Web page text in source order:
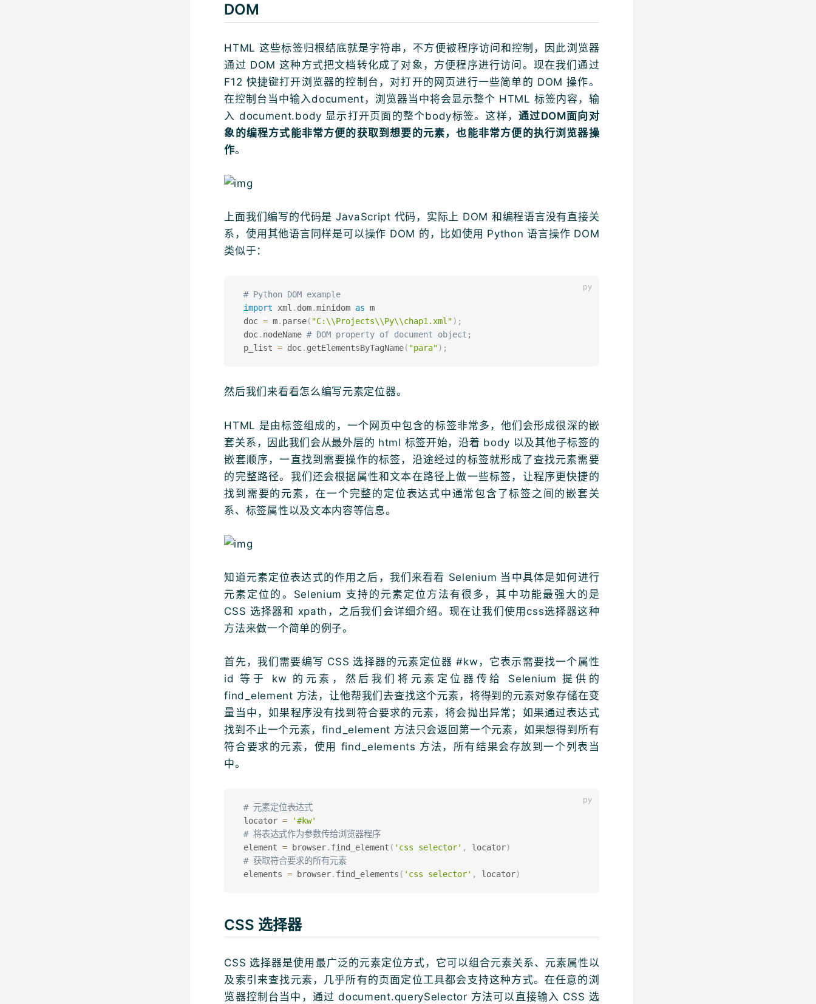
DOM
HTML 这些标签归根结底就是字符串，不方便被程序访问和控制，因此浏览器
通过 DOM 这种方式把文档转化成了对象，方便程序进行访问。现在我们通过
F12 快捷键打开浏览器的控制台，对打开的网页进行一些简单的 DOM 操作。
在控制台当中输入document，浏览器当中将会显示整个 HTML 标签内容，输
入 document.body 显示打开页面的整个body标签。这样，通过DOM面向对
象的编程方式能非常方便的获取到想要的元素，也能非常方便的执行浏览器操
作。
上面我们编写的代码是 JavaScript 代码，实际上 DOM 和编程语言没有直接关
系，使用其他语言同样是可以操作 DOM 的，比如使用 Python 语言操作 DOM
类似于：
# Python DOM example
import xml . dom.minidom as m
doc = m. parse( "C:\\Projects\\Py\\chap1.xml") ;
doc. nodeName # DOM property of document object;
p_list = doc. getElementsByTagName( "para") ;
然后我们来看看怎么编写元素定位器。
HTML 是由标签组成的，一个网页中包含的标签非常多，他们会形成很深的嵌
套关系，因此我们会从最外层的 html 标签开始，沿着 body 以及其他子标签的
嵌套顺序，一直找到需要操作的标签，沿途经过的标签就形成了查找元素需要
的完整路径。我们还会根据属性和文本在路径上做一些标签，让程序更快捷的
找到需要的元素，在一个完整的定位表达式中通常包含了标签之间的嵌套关
系、标签属性以及文本内容等信息。
知道元素定位表达式的作用之后，我们来看看 Selenium 当中具体是如何进行
元素定位的。Selenium 支持的元素定位方法有很多，其中功能最强大的是
CSS 选择器和 xpath，之后我们会详细介绍。现在让我们使用css选择器这种
方法来做一个简单的例子。
首先，我们需要编写 CSS 选择器的元素定位器 #kw，它表示需要找一个属性
id 等于 kw 的元素，然后我们将元素定位器传给 Selenium 提供的
find_element 方法，让他帮我们去查找这个元素，将得到的元素对象存储在变
量当中，如果程序没有找到符合要求的元素，将会抛出异常；如果通过表达式
找到不止一个元素，find_element 方法只会返回第一个元素，如果想得到所有
符合要求的元素，使用 find_elements 方法，所有结果会存放到一个列表当
中。
# 元素定位表达式
locator =
'#kw'
# 将表达式作为参数传给浏览器程序
element = browser. find_element ( 'css selector' , locator)
# 获取符合要求的所有元素
elements = browser. find_elements ( 'css selector' , locator)
CSS 选择器
CSS 选择器是使用最广泛的元素定位方式，它可以组合元素关系、元素属性以
及索引来查找元素，几乎所有的页面定位工具都会支持这种方式。在任意的浏
览器控制台当中，通过 document.querySelector 方法可以直接输入 CSS 选